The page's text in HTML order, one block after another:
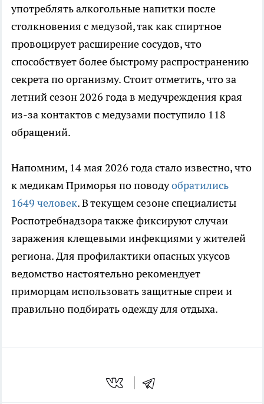
употреблять алкогольные напитки после
столкновения с медузой, так как спиртное
провоцирует расширение сосудов, что
способствует более быстрому распространению
секрета по организму. Стоит отметить, что за
летний сезон 2026 года в медучреждения края
из-за контактов с медузами поступило 118
обращений.
Напомним, 14 мая 2026 года стало известно, что
к медикам Приморья по поводуобратились
1649 человек. В текущем сезоне специалисты
Роспотребнадзора также фиксируют случаи
заражения клещевыми инфекциями у жителей
региона. Для профилактики опасных укусов
ведомство настоятельно рекомендует
приморцам использовать защитные спреи и
правильно подбирать одежду для отдыха.